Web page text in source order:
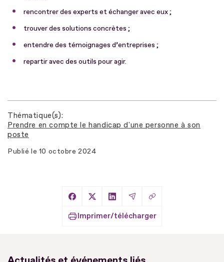
rencontrer des experts et échanger avec eux ;
trouver des solutions concrètes ;
entendre des témoignages d’entreprises ;
repartir avec des outils pour agir.
Thématique(s)
Prendre en compte le handicap d'une personne à son
poste
Publié le 10 octobre 2024
Partager sur Facebook
Partager sur X
Partager sur LinkedIn
Partager par Email
Copier le lien
Imprimer/télécharger